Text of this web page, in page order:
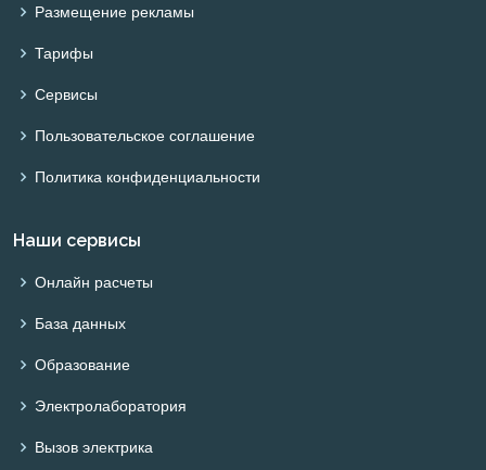
Размещение рекламы
Тарифы
Сервисы
Пользовательское соглашение
Политика конфиденциальности
Наши сервисы
Онлайн расчеты
База данных
Образование
Электролаборатория
Вызов электрика